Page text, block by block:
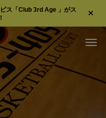
ス「Club 3rd Age 」がス